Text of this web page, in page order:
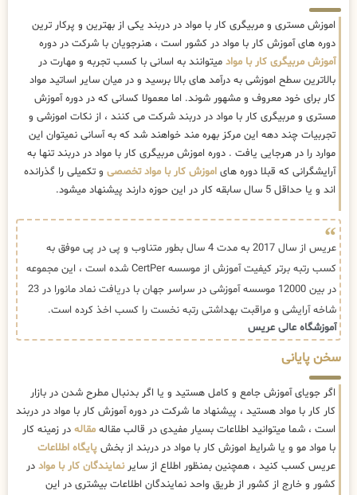
اموزش مستری و مربیگری کار با مواد در دربند یکی از بهترین و پرکار ترین
دوره های آموزش کار با مواد در کشور است ، هنرجویان با شرکت در دوره
آموزش مربیگری کار با مواد میتوانند به اسانی با کسب تجربه و مهارت در
بالاترین سطح اموزشی به درآمد های بالا برسید و در میان سایر اساتید مواد
کار برای خود معروف و مشهور شوند. اما معمولا کسانی که در دوره آموزش
مستری و مربیگری کار با مواد در دربند شرکت می کنند ، از نکات اموزشی و
تجربیات چند دهه این مرکز بهره مند خواهند شد که به آسانی نمیتوان این
موارد را در هرجایی یافت . دوره اموزش مربیگری کار با مواد در دربند تنها به
آرایشگرانی که قبلا دوره های اموزش کار با مواد تخصصی و تکمیلی را گذرانده
اند و یا حداقل 5 سال سابقه کار در این حوزه دارند پیشنهاد میشود.
عریس از سال 2017 به مدت 4 سال بطور متناوب و پی در پی موفق به
کسب رتبه برتر کیفیت آموزش از موسسه CertPer شده است ، این مجموعه
در بین 12000 موسسه آموزشی در سراسر جهان با دریافت نماد مانورا در 23
شاخه آرایشی و مراقبت بهداشتی رتبه نخست را کسب اخذ کرده است.
آموزشگاه عالی عریس
سخن پایانی
اگر جویای آموزش جامع و کامل هستید و یا اگر بدنبال مطرح شدن در بازار
کار کار با مواد هستید ، پیشنهاد ما شرکت در دوره آموزش کار با مواد در دربند
است ، شما میتوانید اطلاعات بسیار مفیدی در قالب مقاله مقاله در زمینه کار
با مواد مو و یا شرایط اموزش کار با مواد در دربند از بخش پایگاه اطلاعات
عریس کسب کنید ، همچنین بمنظور اطلاع از سایرنمایندگان کار با مواد در
کشور و خارج از کشور از طریق واحد نمایندگان اطلاعات بیشتری در این